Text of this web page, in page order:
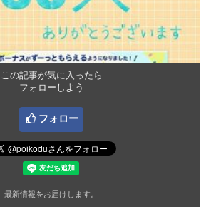
この記事が気に入ったら
フォローしよう
フォロー
最新情報をお届けします。